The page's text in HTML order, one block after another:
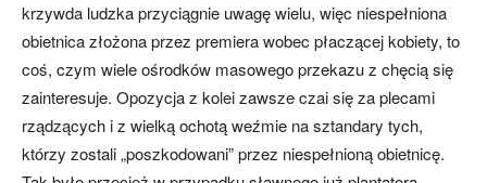
krzywda ludzka przyciągnie uwagę wielu, więc niespełniona
obietnica złożona przez premiera wobec płaczącej kobiety, to
coś, czym wiele ośrodków masowego przekazu z chęcią się
zainteresuje. Opozycja z kolei zawsze czai się za plecami
rządzących i z wielką ochotą weźmie na sztandary tych,
którzy zostali „poszkodowani” przez niespełnioną obietnicę.